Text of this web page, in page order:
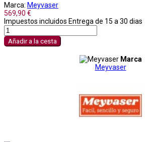
Marca: Meyvaser
569,90 €
Impuestos incluidos Entrega de 15 a 30 dias
Añadir a la cesta
Marca
Meyvaser